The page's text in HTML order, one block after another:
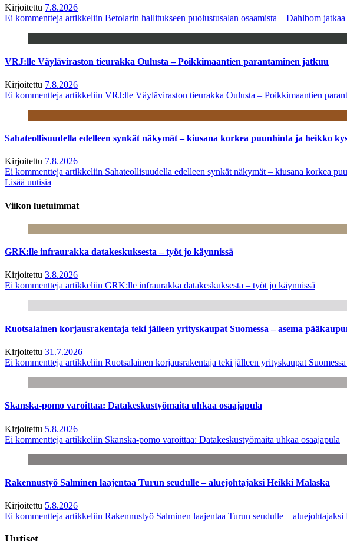
Kirjoitettu 7.8.2026
Ei kommentteja artikkeliin Betolarin hallitukseen puolustusalan osaamista – Dahlbom jatkaa
VRJ:lle Väyläviraston tieurakka Oulusta – Poikkimaantien parantaminen jatkuu
Kirjoitettu 7.8.2026
Ei kommentteja artikkeliin VRJ:lle Väyläviraston tieurakka Oulusta – Poikkimaantien
Sahateollisuudella edelleen synkät näkymät – kiusana korkea puunhinta ja heikko
Kirjoitettu 7.8.2026
Ei kommentteja artikkeliin Sahateollisuudella edelleen synkät näkymät – kiusana korkea
Lisää uutisia
Viikon luetuimmat
GRK:lle infraurakka datakeskuksesta – työt jo käynnissä
Kirjoitettu 3.8.2026
Ei kommentteja artikkeliin GRK:lle infraurakka datakeskuksesta – työt jo käynnissä
Ruotsalainen korjausrakentaja teki jälleen yrityskaupat Suomessa – asema
Kirjoitettu 31.7.2026
Ei kommentteja artikkeliin Ruotsalainen korjausrakentaja teki jälleen yrityskaupat
Skanska-pomo varoittaa: Datakeskustyömaita uhkaa osaajapula
Kirjoitettu 5.8.2026
Ei kommentteja artikkeliin Skanska-pomo varoittaa: Datakeskustyömaita uhkaa osaajapula
Rakennustyö Salminen laajentaa Turun seudulle – aluejohtajaksi Heikki Malaska
Kirjoitettu 5.8.2026
Ei kommentteja artikkeliin Rakennustyö Salminen laajentaa Turun seudulle –